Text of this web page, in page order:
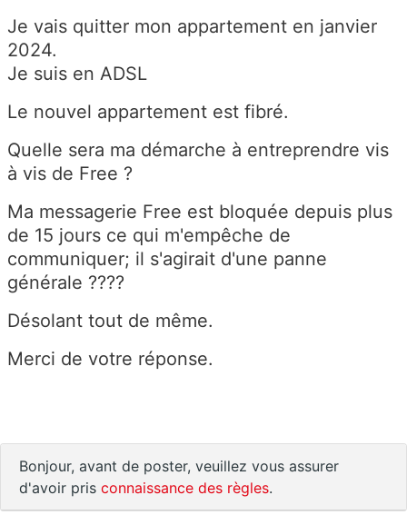
Je vais quitter mon appartement en janvier
2024.
Je suis en ADSL
Le nouvel appartement est fibré.
Quelle sera ma démarche à entreprendre vis
à vis de Free ?
Ma messagerie Free est bloquée depuis plus
de 15 jours ce qui m'empêche de
communiquer; il s'agirait d'une panne
générale ????
Désolant tout de même.
Merci de votre réponse.
Bonjour, avant de poster, veuillez vous assurer
d'avoir pris connaissance des règles.